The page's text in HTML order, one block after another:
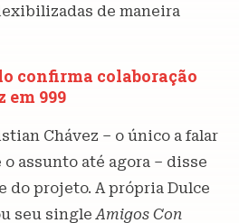
de maneira
confirma colaboração
em 999
Chávez – o único a falar
assunto até agora – disse
do projeto. A própria Dulce
seu singleAmigos Con